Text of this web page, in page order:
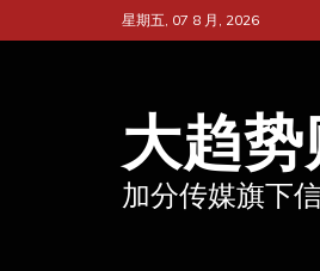
至
星期五, 07 8 月, 2026
大趋
加分传媒旗下